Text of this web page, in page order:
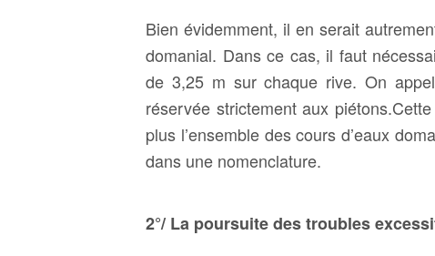
Bien évidemment, il en serait
domanial. Dans ce cas, il faut
de 3,25 m sur chaque rive. On
réservée strictement aux piétons.
plus l’ensemble des cours d’eaux
dans une nomenclature.
2°/ La poursuite des troubles